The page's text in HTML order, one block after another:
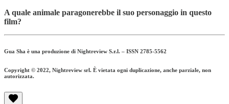
A quale animale paragonerebbe il suo personaggio in questo
film?
Gua Sha è una produzione di Nightreview S.r.l. – ISSN 2785-5562
Copyright © 2022, Nightreview srl. È vietata ogni duplicazione, anche parziale, non
autorizzata.